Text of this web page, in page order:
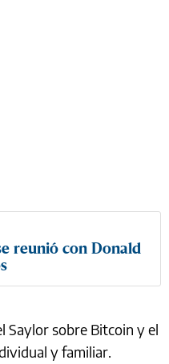
reunió con Donald
Saylor sobre Bitcoin y el
y familiar.